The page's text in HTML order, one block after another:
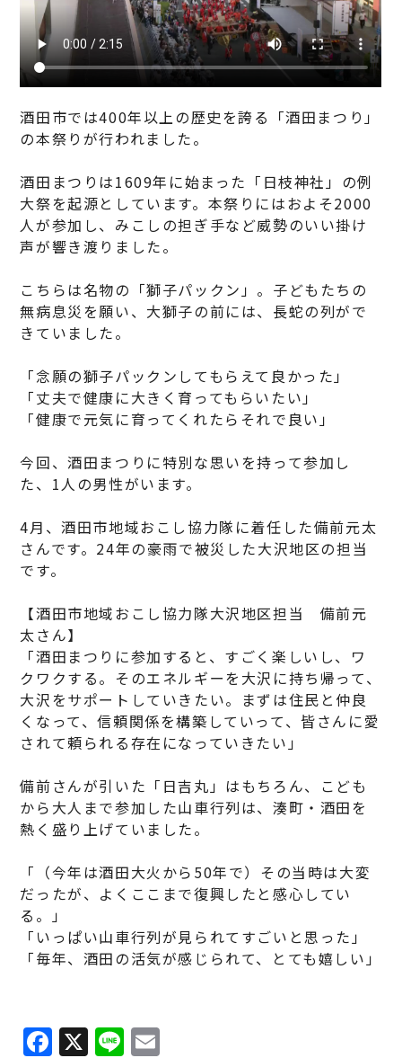
酒田市では400年以上の歴史を誇る「酒田まつり」
の本祭りが行われました。
酒田まつりは1609年に始まった「日枝神社」の例
大祭を起源としています。本祭りにはおよそ2000
人が参加し、みこしの担ぎ手など威勢のいい掛け
声が響き渡りました。
こちらは名物の「獅子パックン」。子どもたちの
無病息災を願い、大獅子の前には、長蛇の列がで
きていました。
「念願の獅子パックンしてもらえて良かった」
「丈夫で健康に大きく育ってもらいたい」
「健康で元気に育ってくれたらそれで良い」
今回、酒田まつりに特別な思いを持って参加し
た、1人の男性がいます。
4月、酒田市地域おこし協力隊に着任した備前元太
さんです。24年の豪雨で被災した大沢地区の担当
です。
【酒田市地域おこし協力隊大沢地区担当 備前元
太さん】
「酒田まつりに参加すると、すごく楽しいし、ワ
クワクする。そのエネルギーを大沢に持ち帰って、
大沢をサポートしていきたい。まずは住民と仲良
くなって、信頼関係を構築していって、皆さんに愛
されて頼られる存在になっていきたい」
備前さんが引いた「日吉丸」はもちろん、こども
から大人まで参加した山車行列は、湊町・酒田を
熱く盛り上げていました。
「（今年は酒田大火から50年で）その当時は大変
だったが、よくここまで復興したと感心してい
る。」
「いっぱい山車行列が見られてすごいと思った」
「毎年、酒田の活気が感じられて、とても嬉しい」
F X Li